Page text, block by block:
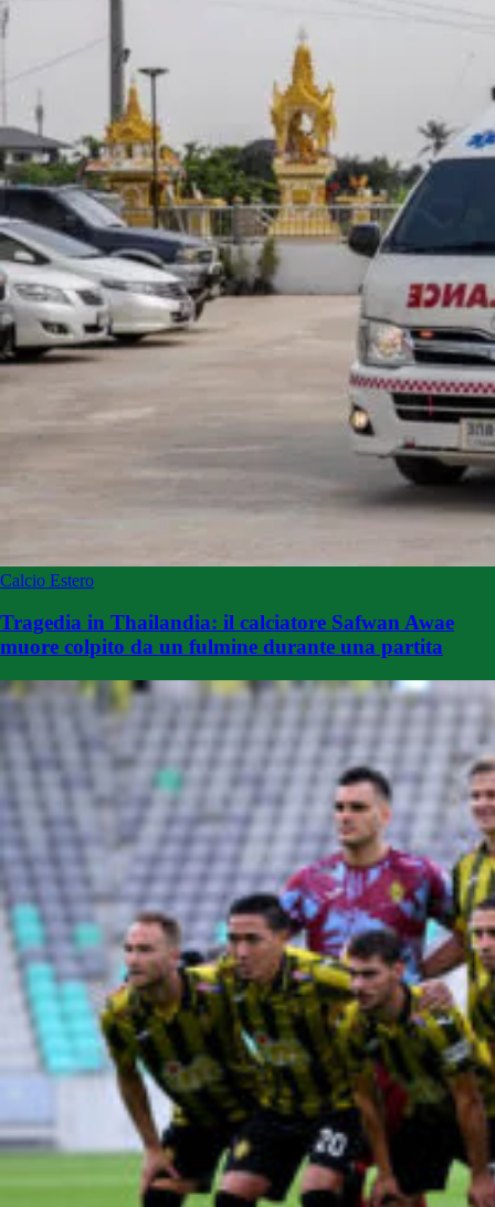
Calcio Estero
Tragedia in Thailandia: il calciatore Safwan Awae
muore colpito da un fulmine durante una partita